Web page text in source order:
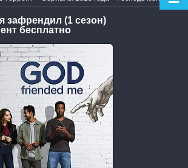
зафрендил (1 сезон)
бесплатно